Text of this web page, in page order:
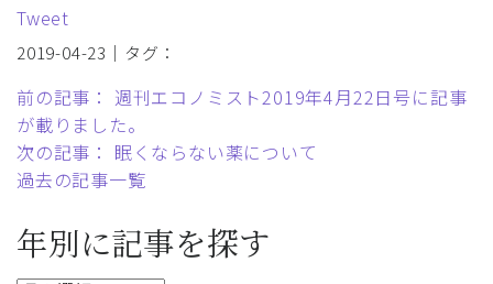
Tweet
2019-04-23｜タグ：
前の記事： 週刊エコノミスト2019年4月22日号に記事
が載りました。
次の記事： 眠くならない薬について
過去の記事一覧
年別に記事を探す